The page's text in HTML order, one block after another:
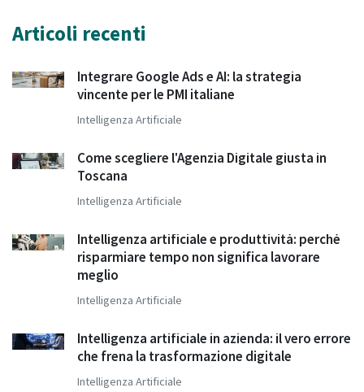
Articoli recenti
Integrare Google Ads e AI: la strategia
vincente per le PMI italiane
Intelligenza Artificiale
Come scegliere l'Agenzia Digitale giusta in
Toscana
Intelligenza Artificiale
Intelligenza artificiale e produttività: perché
risparmiare tempo non significa lavorare
meglio
Intelligenza Artificiale
Intelligenza artificiale in azienda: il vero errore
che frena la trasformazione digitale
Intelligenza Artificiale